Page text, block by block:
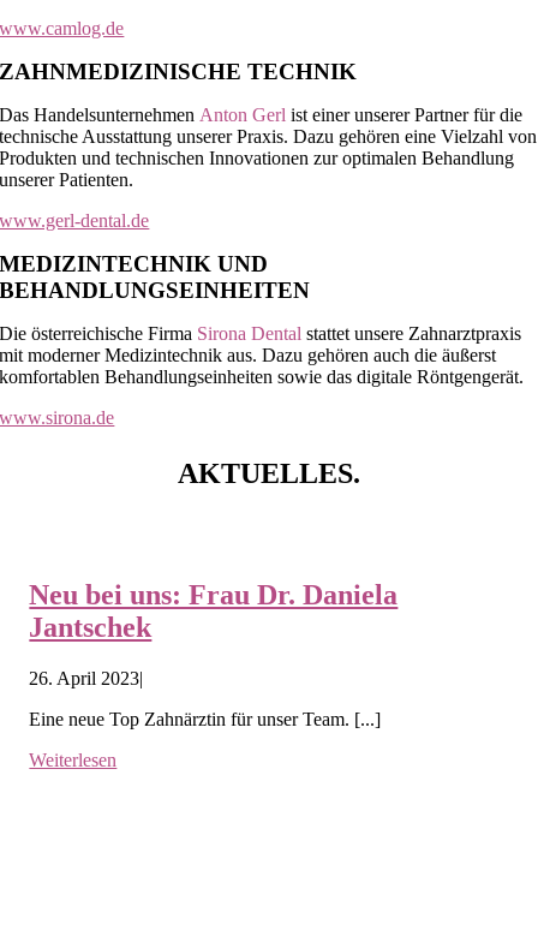
www.camlog.de
ZAHNMEDIZINISCHE TECHNIK
Das Handelsunternehmen Anton Gerl ist einer unserer Partner für die
technische Ausstattung unserer Praxis. Dazu gehören eine Vielzahl von
Produkten und technischen Innovationen zur optimalen Behandlung
unserer Patienten.
www.gerl-dental.de
MEDIZINTECHNIK UND
BEHANDLUNGSEINHEITEN
Die österreichische Firma Sirona Dental stattet unsere Zahnarztpraxis
mit moderner Medizintechnik aus. Dazu gehören auch die äußerst
komfortablen Behandlungseinheiten sowie das digitale Röntgengerät.
www.sirona.de
AKTUELLES.
Neu bei uns: Frau Dr. Daniela
Jantschek
26. April 2023|
Eine neue Top Zahnärztin für unser Team. [...]
Weiterlesen